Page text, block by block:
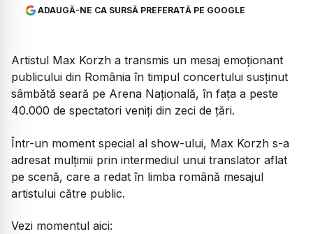
ADAUGĂ-NE CA SURSĂ PREFERATĂ PE GOOGLE
Artistul Max Korzh a transmis un mesaj emoționant
publicului din România în timpul concertului susținut
sâmbătă seară pe Arena Națională, în fața a peste
40.000 de spectatori veniți din zeci de țări.
Într-un moment special al show-ului, Max Korzh s-a
adresat mulțimii prin intermediul unui translator aflat
pe scenă, care a redat în limba română mesajul
artistului către public.
Vezi momentul aici: